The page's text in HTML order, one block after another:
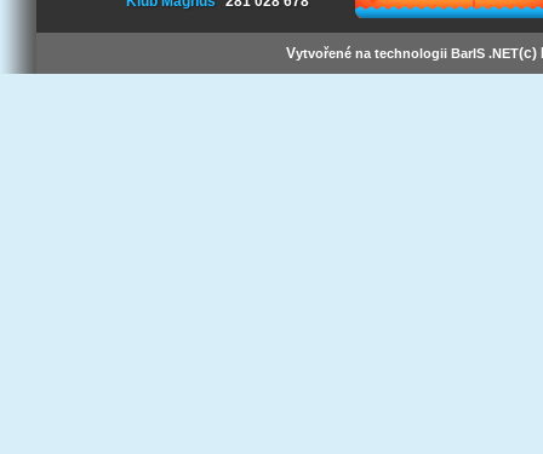
Vytvořené na technologii BarIS .NET(c)